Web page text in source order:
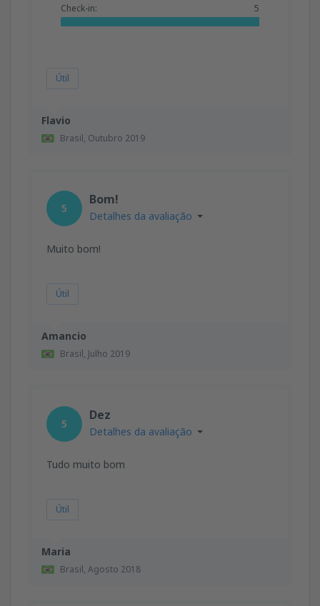
Flavio
Brasil, Outubro 2019
Check-in: 5
Útil
Amancio
Brasil, Julho 2019
5
Bom!
Detalhes da avaliação
Muito bom!
Útil
Maria
Brasil, Agosto 2018
5
Dez
Detalhes da avaliação
Tudo muito bom
Útil